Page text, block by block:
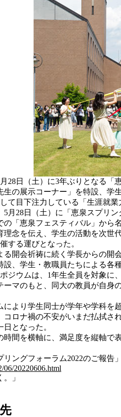
28日（土）に3年ぶりとなる
の展示コーナー」を特設、
て目下注力している「生涯就
28日（土）に「恵泉スプリ
「恵泉フェスティバル」か
念を伝え、学生の活動を次
する運びとなった。
開会祈祷に続く学長からの開
、学生・教職員たちによる各
ジウムは、1年生全員を対象に
マのもと、同大の教員が自
より学生同士が学年や学科を
ロナ禍の不安がいまだ払拭
となった。
間を横軸に、満足度を縦軸で
ングフォーラム2022のご報告」
06/20220606.html
」